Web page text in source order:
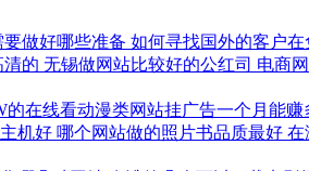
做好哪些准备 如何寻找国外的客户
的 无锡做网站比较好的公红司 电商
的在线看动漫类网站挂广告一个月能赚
机好 哪个网站做的照片书品质最好 在